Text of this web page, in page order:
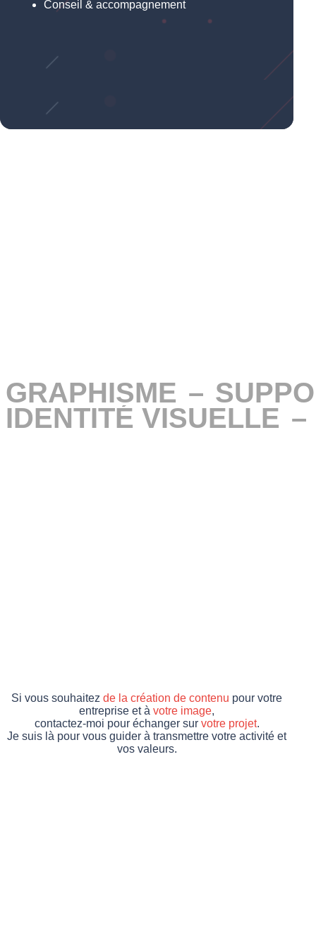
Conseil & accompagnement
GRAPHISME –
GRAPHISME –
IDENTITÉ VISUELLE –
IDENTITÉ VISUELLE –
Si vous souhaitez de la création de contenu pour votre
entreprise et à votre image,
contactez-moi pour échanger sur votre projet.
Je suis là pour vous guider à transmettre votre activité et
vos valeurs.